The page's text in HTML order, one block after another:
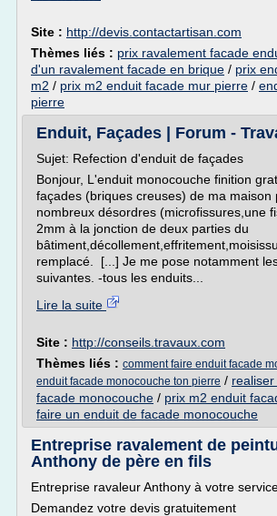
Site : http://devis.contactartisan.com
Thèmes liés : prix ravalement facade
d'un ravalement facade en brique / prix
m2 / prix m2 enduit facade mur pierre /
pierre
Enduit, Façades | Forum -
Sujet: Refection d'enduit de façades
Bonjour, L'enduit monocouche finition
façades (briques creuses) de ma maison
nombreux désordres (microfissures,une
2mm à la jonction de deux parties du
remplacé. [...] Je me pose notamment
suivantes. -tous les enduits...
Lire la suite
Site : http://conseils.travaux.com
Thèmes liés : comment faire enduit facade
enduit facade monocouche ton pierre /
facade monocouche / prix m2 enduit
faire un enduit de facade monocouche
Entreprise ravalement de
Anthony de père en fils
Entreprise ravaleur Anthony à votre
Demandez votre devis gratuitement